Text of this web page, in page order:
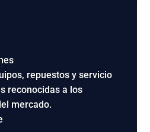
repuestos y servicio
reconocidas a los
mercado.